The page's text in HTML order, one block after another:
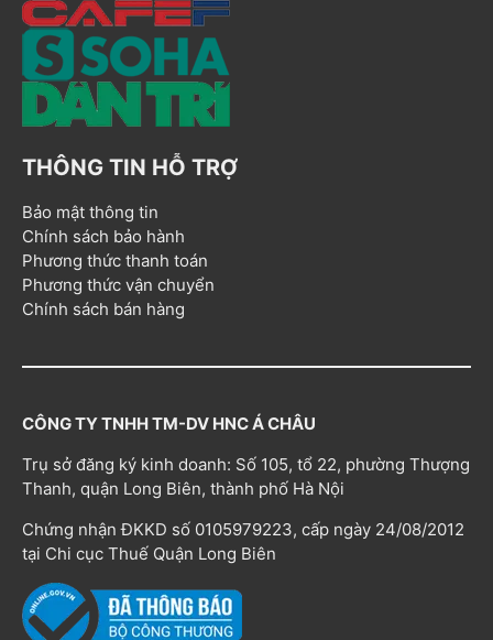
THÔNG TIN HỖ TRỢ
Bảo mật thông tin
Chính sách bảo hành
Phương thức thanh toán
Phương thức vận chuyển
Chính sách bán hàng
CÔNG TY TNHH TM-DV HNC Á CHÂU
Trụ sở đăng ký kinh doanh: Số 105, tổ 22, phường Thượng
Thanh, quận Long Biên, thành phố Hà Nội
Chứng nhận ĐKKD số 0105979223, cấp ngày 24/08/2012
tại Chi cục Thuế Quận Long Biên